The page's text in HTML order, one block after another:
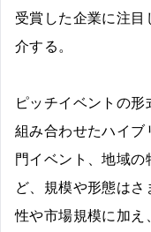
受賞した企業に注
介する。
ピッチイベントの
組み合わせたハイ
門イベント、地域
ど、規模や形態は
性や市場規模に加